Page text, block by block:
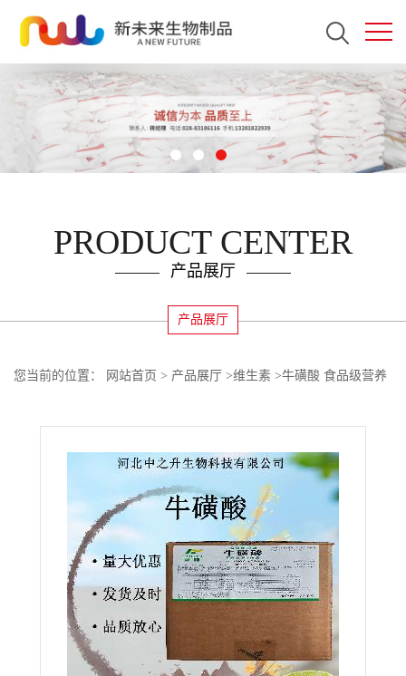
PRODUCT CENTER
产品展厅
产品展厅
您当前的位置： 网站首页 > 产品展厅 >维生素 >牛磺酸 食品级营养